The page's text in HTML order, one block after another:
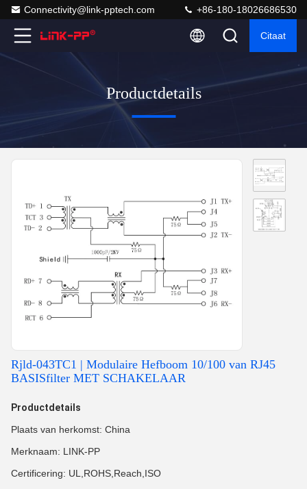
Connectivity@link-pptech.com +86-180-18026686530
Citaat
Productdetails
Rjld-043TC1 | Modulaire Hefboom 10/100 van RJ45
BASISfilter MET SCHAKELAAR
Productdetails
Plaats van herkomst: China
Merknaam: LINK-PP
Certificering: UL,ROHS,Reach,ISO